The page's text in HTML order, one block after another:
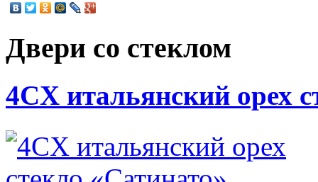
Двери со стеклом
4CХ итальянский орех